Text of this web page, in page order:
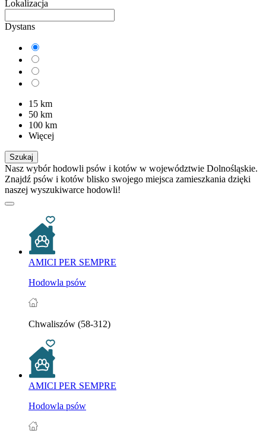
Lokalizacja
Dystans
15 km
50 km
100 km
Więcej
Szukaj
Nasz wybór hodowli psów i kotów w województwie Dolnośląskie.
Znajdź psów i kotów blisko swojego miejsca zamieszkania dzięki
naszej wyszukiwarce hodowli!
AMICI PER SEMPRE
Hodowla psów
Chwaliszów (58-312)
AMICI PER SEMPRE
Hodowla psów